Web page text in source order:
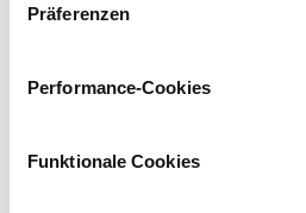
Präferenzen
Performance-Cookies
Funktionale Cookies